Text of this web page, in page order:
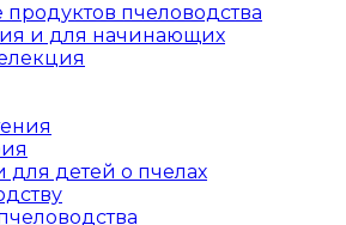
пчеловодства
и для начинающих
для детей о пчелах